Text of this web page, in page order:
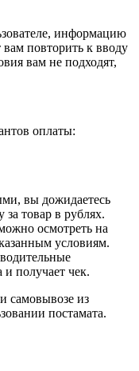
информацию
повторить к вводу
вам не подходят,
оплаты:
вы дожидаетесь
за товар в рублях.
осмотреть на
условиям.
получает чек.
самовывозе из
постамата.